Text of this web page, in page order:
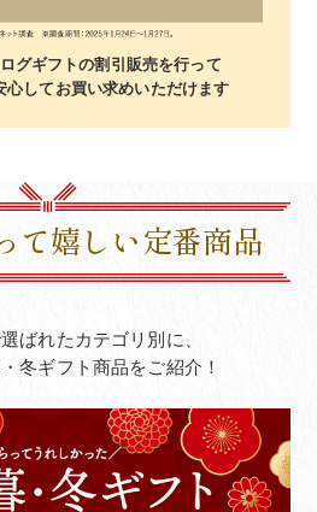
グギフトの割引販売を行って
心してお買い求めいただけます
て嬉しい定番商品
ばれたカテゴリ別に、
冬ギフト商品をご紹介！